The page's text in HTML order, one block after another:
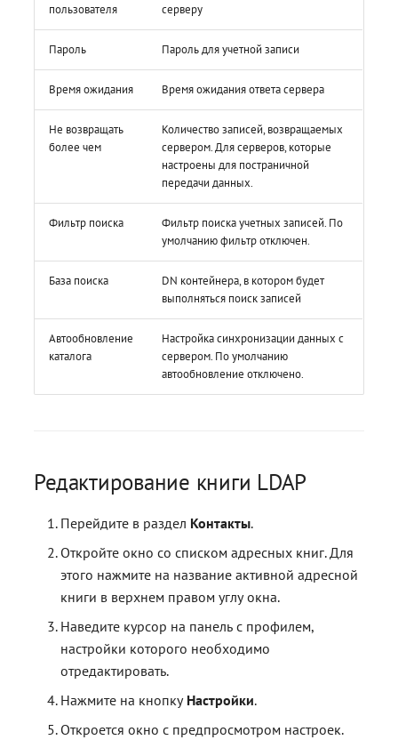
пользователя серверу
Пароль Пароль для учетной записи
Время ожидания Время ожидания ответа сервера
Не возвращать
более чем
Количество записей, возвращаемых
сервером. Для серверов, которые
настроены для постраничной
передачи данных.
Фильтр поиска
Фильтр поиска учетных записей. По
умолчанию фильтр отключен.
База поиска
DN контейнера, в котором будет
выполняться поиск записей
Автообновление
каталога
Настройка синхронизации данных с
сервером. По умолчанию
автообновление отключено.
Редактирование книги LDAP
Перейдите в раздел Контакты.
Откройте окно со списком адресных книг. Для
этого нажмите на название активной адресной
книги в верхнем правом углу окна.
Наведите курсор на панель с профилем,
настройки которого необходимо
отредактировать.
Нажмите на кнопку Настройки.
Откроется окно с предпросмотром настроек.